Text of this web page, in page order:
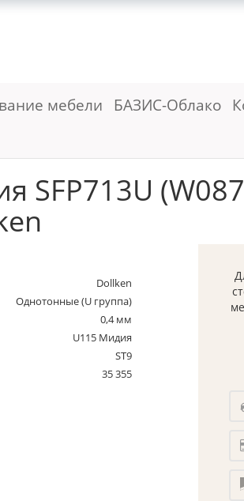
мебели БАЗИС-Облако
Dollken
Однотонные (U группа)
0,4 мм
U115 Мидия
ST9
35 355